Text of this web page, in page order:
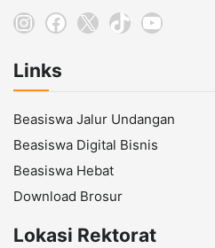
Instagram
Facebook
X TikTokYouTube
Links
Beasiswa Jalur Undangan
Beasiswa Digital Bisnis
Beasiswa Hebat
Download Brosur
Lokasi Rektorat